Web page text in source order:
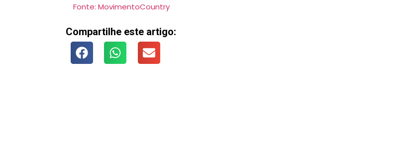
Fonte: MovimentoCountry
Compartilhe este artigo: